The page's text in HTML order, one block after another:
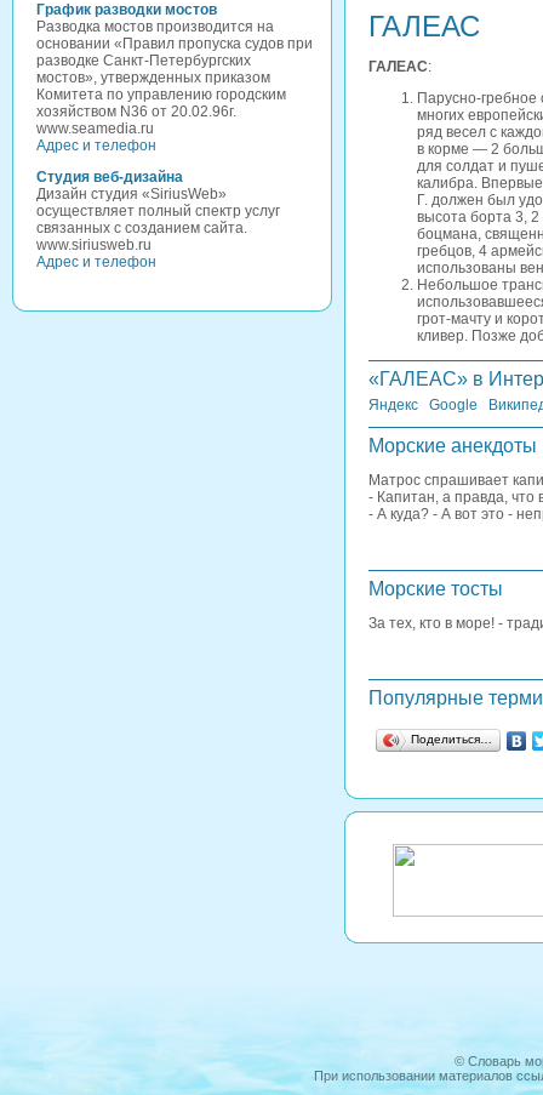
График разводки мостов
Разводка мостов производится на
основании «Правил пропуска судов при
разводке Санкт-Петербургских
мостов», утвержденных приказом
Комитета по управлению городским
хозяйством N36 от 20.02.96г.
www.seamedia.ru
Адрес и телефон
Студия веб-дизайна
Дизайн студия «SiriusWeb»
осуществляет полный спектр услуг
связанных с созданием сайта.
www.siriusweb.ru
Адрес и телефон
ГАЛЕАС
ГАЛЕАС:
Парусно-
многих
ряд весел с
в корме — 2
для солдат и
калибра.
Г. должен был
высота борта 3,
боцмана,
гребцов, 4
использованы
Небольшое
грот-мачту и
кливер. Позже
«ГАЛЕАС» в
Яндекс Google
Морские анекдоты
Матрос спрашивает
- Капитан, а правда, что
- А куда? - А вот это -
Морские тосты
За тех, кто в море! -
Популярные
Поделиться…
© Словарь
При использовании материалов